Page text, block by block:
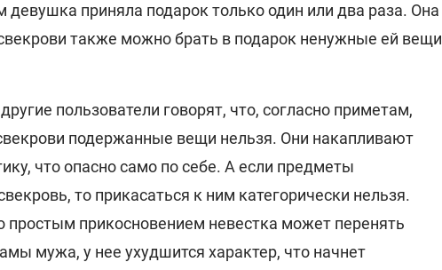
девушка приняла подарок только один или два раза. Она
также можно брать в подарок ненужные ей вещи
пользователи говорят, что, согласно приметам,
подержанные вещи нельзя. Они накапливают
что опасно само по себе. А если предметы
то прикасаться к ним категорически нельзя.
простым прикосновением невестка может перенять
мужа, у нее ухудшится характер, что начнет